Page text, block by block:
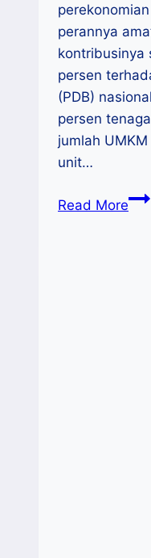
perannya
kontribusinya
persen
(PDB)
persen
jumlah
unit…
Read More